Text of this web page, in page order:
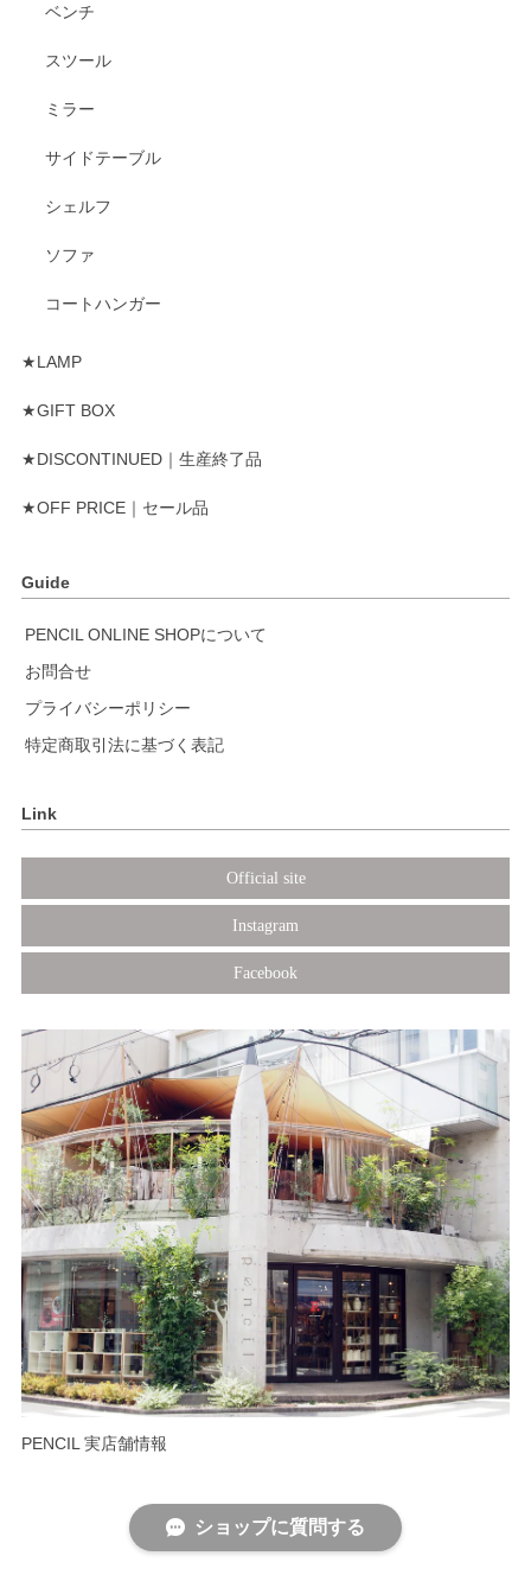
ベンチ
スツール
ミラー
サイドテーブル
シェルフ
ソファ
コートハンガー
★LAMP
★GIFT BOX
★DISCONTINUED｜生産終了品
★OFF PRICE｜セール品
Guide
PENCIL ONLINE SHOPについて
お問合せ
プライバシーポリシー
特定商取引法に基づく表記
Link
Official site
Instagram
Facebook
PENCIL 実店舗情報
ショップに質問する